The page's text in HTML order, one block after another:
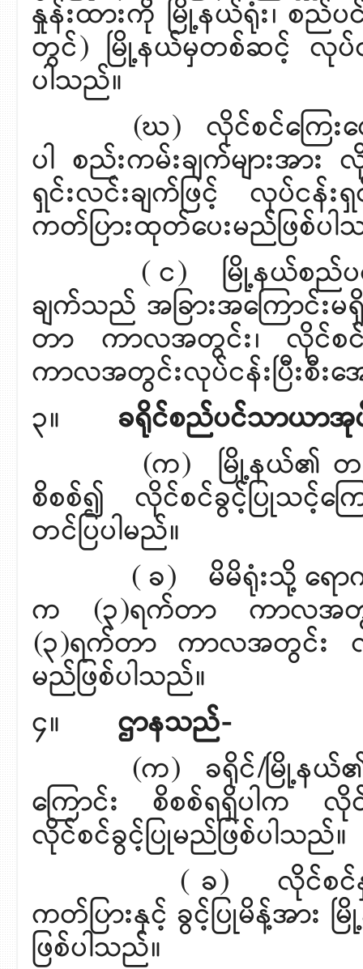
နှုန်းထားကို မြို့နယ်ရုံး၊ စ
တွင်) မြို့နယ်မှတစ်ဆင့် လုပ်င
ပါသည်။
(ဃ) လိုင်စင်ကြေးပေးသွ
ပါ စည်းကမ်းချက်များအာ
ရှင်းလင်းချက်ဖြင့် လုပ်ငန်
ကတ်ပြားထုတ်ပေးမည်ဖြစ်ပါ
( င) မြို့နယ်စည်ပင်သ
ချက်သည် အခြားအကြောင်း
တာ ကာလအတွင်း၊ လိုင်စင်
ကာလအတွင်းလုပ်ငန်းပြီးစီး
၃။ခရိုင်စည်ပင်သာယာအု
(က) မြို့နယ်၏ တင်ပြခ
စိစစ်၍ လိုင်စင်ခွင့်ပြုသင့်
တင်ပြပါမည်။
( ခ) မိမိရုံးသို့ ရောက်ရှိ
က (၃)ရက်တာ ကာလအတွင်
(၃)ရက်တာ ကာလအတွင်း လုပ်
မည်ဖြစ်ပါသည်။
၄။ဌာနသည်-
(က) ခရိုင်/မြို့နယ်၏ တင်
ကြောင်း စိစစ်ရရှိပါက
လိုင်စင်ခွင့်ပြုမည်ဖြစ်ပါသည်။
( ခ) လိုင်စင်နှုန်းထာ
ကတ်ပြားနှင့် ခွင့်ပြုမိန့်အား
ဖြစ်ပါသည်။